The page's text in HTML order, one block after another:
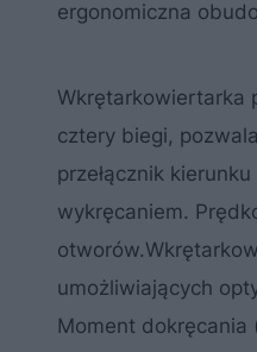
ergonomiczna
Wkrętarkowiertarka
cztery biegi,
przełącznik
wykręcaniem.
umożliwiających
Moment